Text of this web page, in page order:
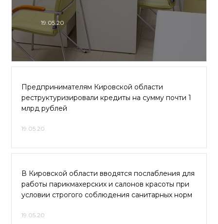
19.05.20
Предпринимателям Кировской области
реструктуризировали кредиты на сумму почти 1
млрд рублей
19.05.20
В Кировской области вводятся послабления для
работы парикмахерских и салонов красоты при
условии строгого соблюдения санитарных норм
19.05.20